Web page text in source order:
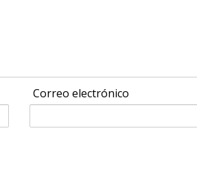
Correo electrónico